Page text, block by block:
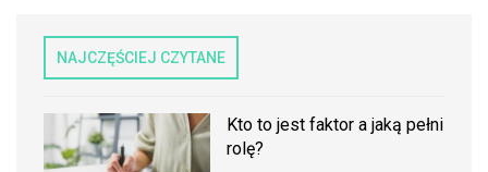
NAJCZĘŚCIEJ CZYTANE
Kto to jest faktor a jaką pełni
rolę?